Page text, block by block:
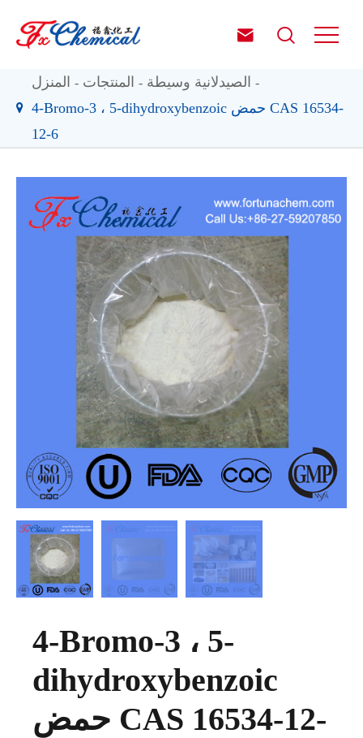
 
المنزل المنتجات
الصيدلانية وسيطة
4-Bromo-3 ، 5-dihydroxybenzoic حمض CAS 16534-
12-6
4-Bromo-3 ، 5-
dihydroxybenzoic
حمض CAS 16534-12-